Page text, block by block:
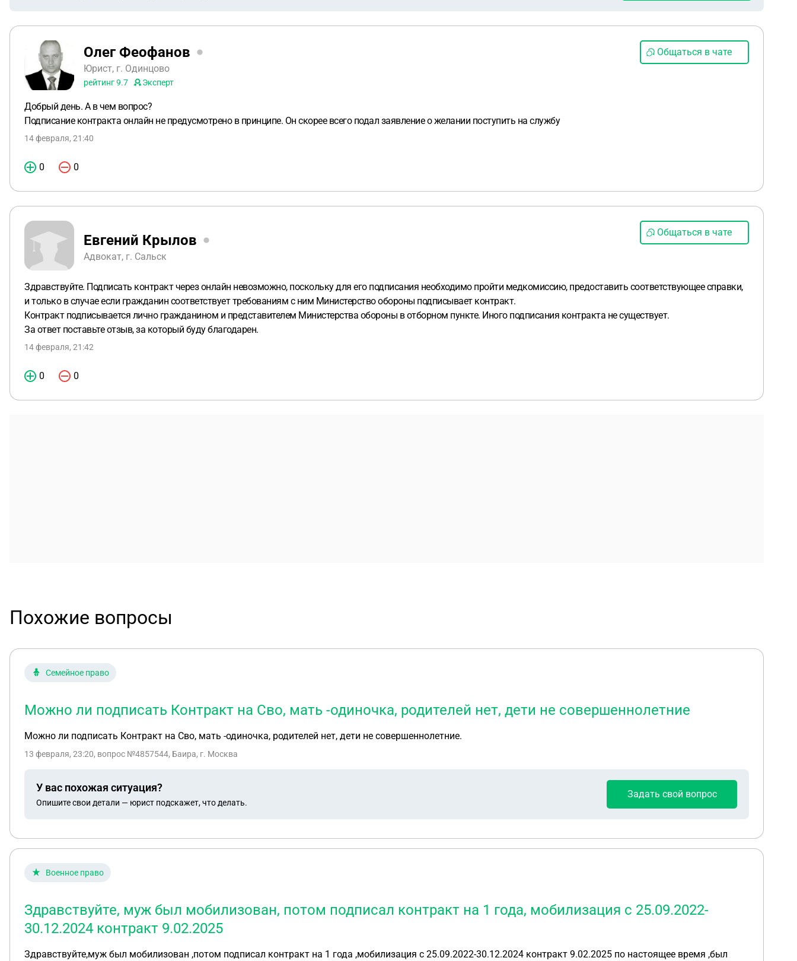
Олег Феофанов
Юрист, г. Одинцово
рейтинг9.7 Эксперт
Общаться в чате
Добрый день. А в чем вопрос?
Подписание контракта онлайн не предусмотрено в принципе. Он скорее всего подал заявление о желании поступить на службу
14 февраля, 21:40
0 0
Евгений Крылов
Адвокат, г. Сальск
Общаться в чате
Здравствуйте. Подписать контракт через онлайн невозможно, поскольку для его подписания необходимо пройти медкомиссию, предоставить соответствующее справки,
и только в случае если гражданин соответствует требованиям с ним Министерство обороны подписывает контракт.
Контракт подписывается лично гражданином и представителем Министерства обороны в отборном пункте. Иного подписания контракта не существует.
За ответ поставьте отзыв, за который буду благодарен.
14 февраля, 21:42
0 0
Похожие вопросы
Семейное право
Можно ли подписать Контракт на Сво, мать -одиночка, родителей нет, дети не совершеннолетние
Можно ли подписать Контракт на Сво, мать -одиночка, родителей нет, дети не совершеннолетние.
13 февраля, 23:20, вопрос №4857544, Баира, г. Москва
У вас похожая ситуация?
Опишите свои детали — юрист подскажет, что делать.
Задать свой вопрос
Военное право
Здравствуйте, муж был мобилизован, потом подписал контракт на 1 года, мобилизация с 25.09.2022-
30.12.2024 контракт 9.02.2025
Здравствуйте,муж был мобилизован ,потом подписал контракт на 1 года ,мобилизация с 25.09.2022-30.12.2024 контракт 9.02.2025 по настоящее время ,был